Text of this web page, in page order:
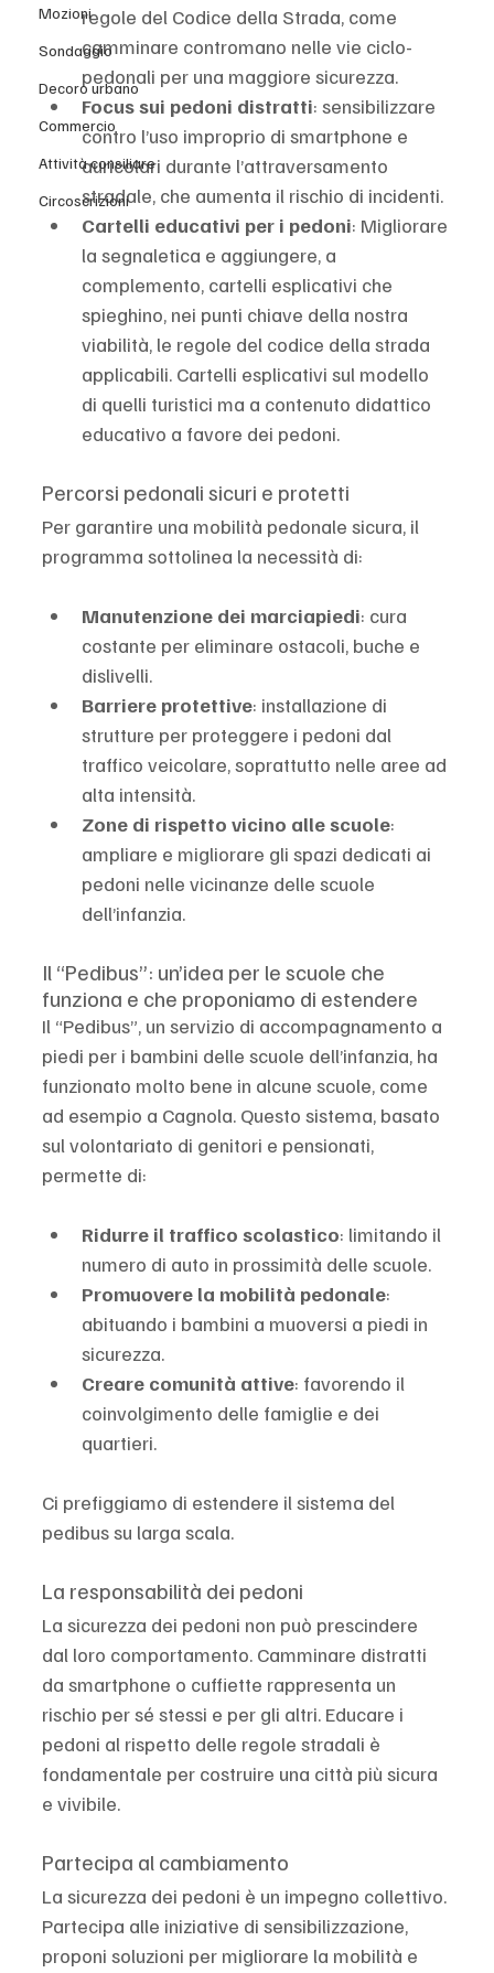
Mozioni
Sondaggio
Decoro urbano
Commercio
Attività consiliare
Circoscrizioni
regole del Codice della Strada, come
camminare contromano nelle vie ciclo-
pedonali per una maggiore sicurezza.
Focus sui pedoni distratti: sensibilizzare
contro l’uso improprio di smartphone e
auricolari durante l’attraversamento
stradale, che aumenta il rischio di incidenti.
Cartelli educativi per i pedoni: Migliorare
la segnaletica e aggiungere, a
complemento, cartelli esplicativi che
spieghino, nei punti chiave della nostra
viabilità, le regole del codice della strada
applicabili. Cartelli esplicativi sul modello
di quelli turistici ma a contenuto didattico
educativo a favore dei pedoni.
Percorsi pedonali sicuri e protetti
Per garantire una mobilità pedonale sicura, il
programma sottolinea la necessità di:
Manutenzione dei marciapiedi: cura
costante per eliminare ostacoli, buche e
dislivelli.
Barriere protettive: installazione di
strutture per proteggere i pedoni dal
traffico veicolare, soprattutto nelle aree ad
alta intensità.
Zone di rispetto vicino alle scuole:
ampliare e migliorare gli spazi dedicati ai
pedoni nelle vicinanze delle scuole
dell’infanzia.
Il “Pedibus”: un’idea per le scuole che
funziona e che proponiamo di estendere
Il “Pedibus”, un servizio di accompagnamento a
piedi per i bambini delle scuole dell’infanzia, ha
funzionato molto bene in alcune scuole, come
ad esempio a Cagnola. Questo sistema, basato
sul volontariato di genitori e pensionati,
permette di:
Ridurre il traffico scolastico: limitando il
numero di auto in prossimità delle scuole.
Promuovere la mobilità pedonale:
abituando i bambini a muoversi a piedi in
sicurezza.
Creare comunità attive: favorendo il
coinvolgimento delle famiglie e dei
quartieri.
Ci prefiggiamo di estendere il sistema del
pedibus su larga scala.
La responsabilità dei pedoni
La sicurezza dei pedoni non può prescindere
dal loro comportamento. Camminare distratti
da smartphone o cuffiette rappresenta un
rischio per sé stessi e per gli altri. Educare i
pedoni al rispetto delle regole stradali è
fondamentale per costruire una città più sicura
e vivibile.
Partecipa al cambiamento
La sicurezza dei pedoni è un impegno collettivo.
Partecipa alle iniziative di sensibilizzazione,
proponi soluzioni per migliorare la mobilità e